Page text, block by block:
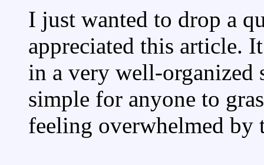
I just wanted to drop a
appreciated this article.
in a very well-organized
simple for anyone to
feeling overwhelmed by